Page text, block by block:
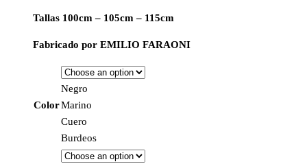
Tallas 100cm – 105cm – 115cm
Fabricado por EMILIO FARAONI
Color
Negro
Marino
Cuero
Burdeos